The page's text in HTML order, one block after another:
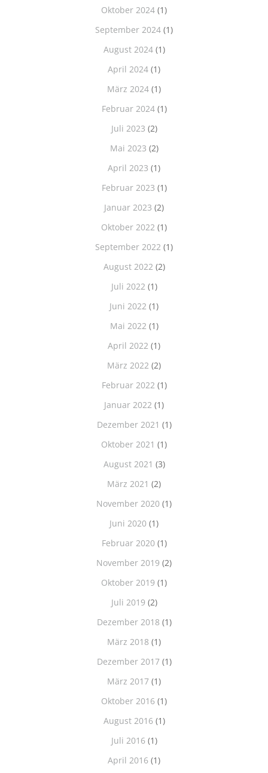
Oktober 2024 (1)
September 2024 (1)
August 2024(1)
April 2024 (1)
März 2024 (1)
Februar 2024(1)
Juli 2023 (2)
Mai 2023 (2)
April 2023 (1)
Februar 2023 (1)
Januar 2023 (2)
Oktober 2022 (1)
September 2022 (1)
August 2022 (2)
Juli 2022 (1)
Juni 2022 (1)
Mai 2022 (1)
April 2022 (1)
März 2022 (2)
Februar 2022 (1)
Januar 2022 (1)
Dezember 2021 (1)
Oktober 2021 (1)
August 2021 (3)
März 2021 (2)
November 2020 (1)
Juni 2020 (1)
Februar 2020(1)
November 2019 (2)
Oktober 2019 (1)
Juli 2019 (2)
Dezember 2018 (1)
März 2018 (1)
Dezember 2017(1)
März 2017 (1)
Oktober 2016 (1)
August 2016(1)
Juli 2016(1)
April 2016 (1)